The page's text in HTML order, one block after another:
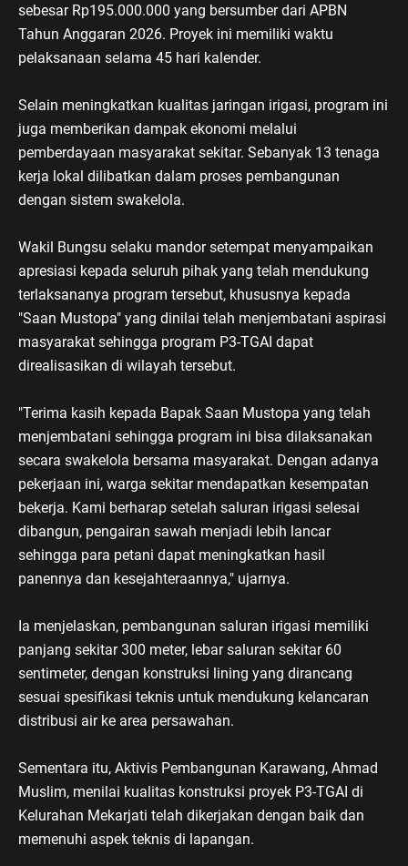
sebesar Rp195.000.000 yang bersumber dari APBN
Tahun Anggaran 2026. Proyek ini memiliki waktu
pelaksanaan selama 45 hari kalender.
Selain meningkatkan kualitas jaringan irigasi, program ini
juga memberikan dampak ekonomi melalui
pemberdayaan masyarakat sekitar. Sebanyak 13 tenaga
kerja lokal dilibatkan dalam proses pembangunan
dengan sistem swakelola.
Wakil Bungsu selaku mandor setempat menyampaikan
apresiasi kepada seluruh pihak yang telah mendukung
terlaksananya program tersebut, khususnya kepada
"Saan Mustopa" yang dinilai telah menjembatani aspirasi
masyarakat sehingga program P3-TGAI dapat
direalisasikan di wilayah tersebut.
"Terima kasih kepada Bapak Saan Mustopa yang telah
menjembatani sehingga program ini bisa dilaksanakan
secara swakelola bersama masyarakat. Dengan adanya
pekerjaan ini, warga sekitar mendapatkan kesempatan
bekerja. Kami berharap setelah saluran irigasi selesai
dibangun, pengairan sawah menjadi lebih lancar
sehingga para petani dapat meningkatkan hasil
panennya dan kesejahteraannya," ujarnya.
Ia menjelaskan, pembangunan saluran irigasi memiliki
panjang sekitar 300 meter, lebar saluran sekitar 60
sentimeter, dengan konstruksi lining yang dirancang
sesuai spesifikasi teknis untuk mendukung kelancaran
distribusi air ke area persawahan.
Sementara itu, Aktivis Pembangunan Karawang, Ahmad
Muslim, menilai kualitas konstruksi proyek P3-TGAI di
Kelurahan Mekarjati telah dikerjakan dengan baik dan
memenuhi aspek teknis di lapangan.